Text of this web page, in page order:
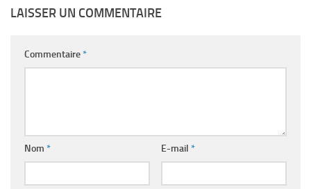
LAISSER UN COMMENTAIRE
Commentaire*
Nom * E-mail *